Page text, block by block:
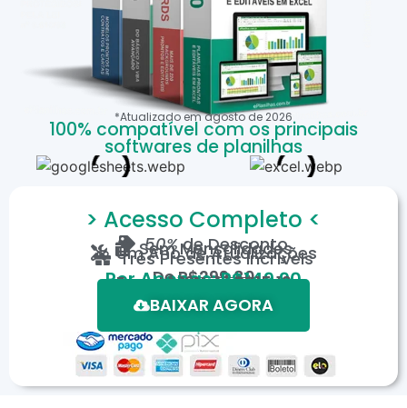
*Atualizado emagostode 2026
100% compatível com os principais
softwares de planilhas
> Acesso Completo <
50%de Desconto
Sem Mensalidades
Um Ano de Atualizações
Três Presentes Incríveis
DeR$299,80
Por Apenas: R$149,90
Em até 12X de R$15,19
*Oferta válida por tempo limitado.
BAIXAR AGORA